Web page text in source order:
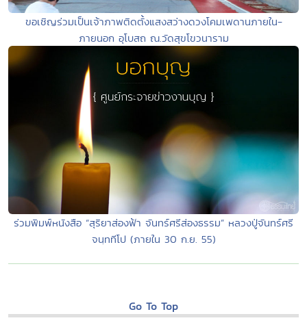
ขอเชิญร่วมเป็นเจ้าภาพติดตั้งแสงสว่างดวงโคมเพดานภายใน-
ภายนอก อุโบสถ ณ.วัดสุขโขวนาราม
ร่วมพิมพ์หนังสือ “สุริยาส่องฟ้า จันทร์ศรีส่องธรรม” หลวงปู่จันทร์ศรี
จนฺททีโป (ภายใน 30 ก.ย. 55)
Go To Top